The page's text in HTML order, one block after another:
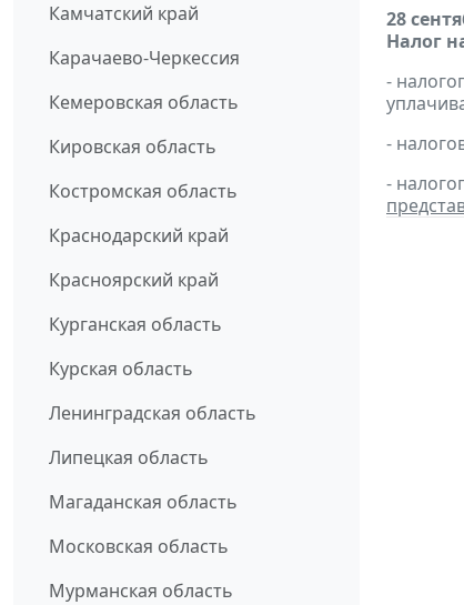
Камчатский край
Карачаево-Черкессия
Кемеровская область
Кировская область
Костромская область
Краснодарский край
Красноярский край
Курганская область
Курская область
Ленинградская область
Липецкая область
Магаданская область
Московская область
Мурманская область
28
Налог
-
-
-